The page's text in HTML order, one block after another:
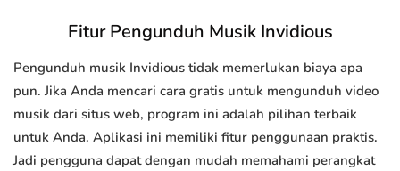
Fitur Pengunduh Musik Invidious
Pengunduh musik Invidious tidak memerlukan biaya apa
pun. Jika Anda mencari cara gratis untuk mengunduh video
musik dari situs web, program ini adalah pilihan terbaik
untuk Anda. Aplikasi ini memiliki fitur penggunaan praktis.
Jadi pengguna dapat dengan mudah memahami perangkat